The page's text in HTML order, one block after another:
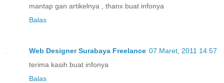
mantap gan artikelnya , thanx buat infonya
Balas
Web Designer Surabaya Freelance 07 Maret, 2011 14:57
terima kasih buat infonya
Balas